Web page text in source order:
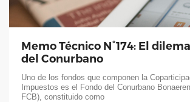
Memo Técnico N°174: El
del Conurbano
Uno de los fondos que componen la
Impuestos es el Fondo del Conurbano
FCB), constituido como